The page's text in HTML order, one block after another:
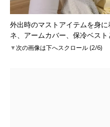
外出時のマストアイテムを身
ネ、アームカバー、保冷ベスト
▼次の画像は下へスクロール (2/6)